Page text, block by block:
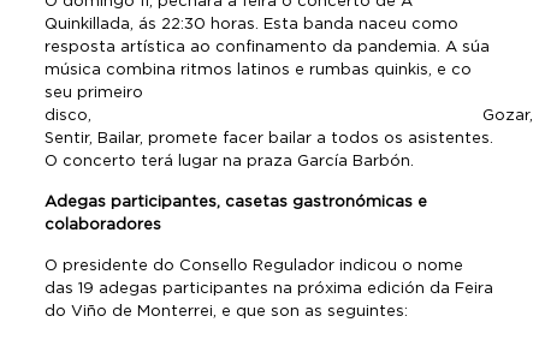
Quinkillada, ás 22:30 horas. Esta banda naceu como
resposta artística ao confinamento da pandemia. A súa
música combina ritmos latinos e rumbas quinkis, e co
seu primeiro
disco, Gozar,
Sentir, Bailar, promete facer bailar a todos os asistentes.
O concerto terá lugar na praza García Barbón.
Adegas participantes, casetas gastronómicas e
colaboradores
O presidente do Consello Regulador indicou o nome
das 19 adegas participantes na próxima edición da Feira
do Viño de Monterrei, e que son as seguintes: